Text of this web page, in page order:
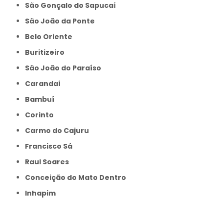
São Gonçalo do Sapucaí
São João da Ponte
Belo Oriente
Buritizeiro
São João do Paraíso
Carandaí
Bambuí
Corinto
Carmo do Cajuru
Francisco Sá
Raul Soares
Conceição do Mato Dentro
Inhapim